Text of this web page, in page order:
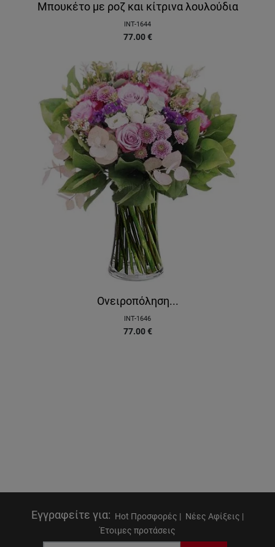
Μπουκέτο με ροζ και κίτρινα λουλούδια
INT-1644
77.00 €
Ονειροπόληση...
INT-1646
77.00 €
Εγγραφείτε για: Hot Προσφορές | Νέες Αφίξεις |
Έτοιμες προτάσεις